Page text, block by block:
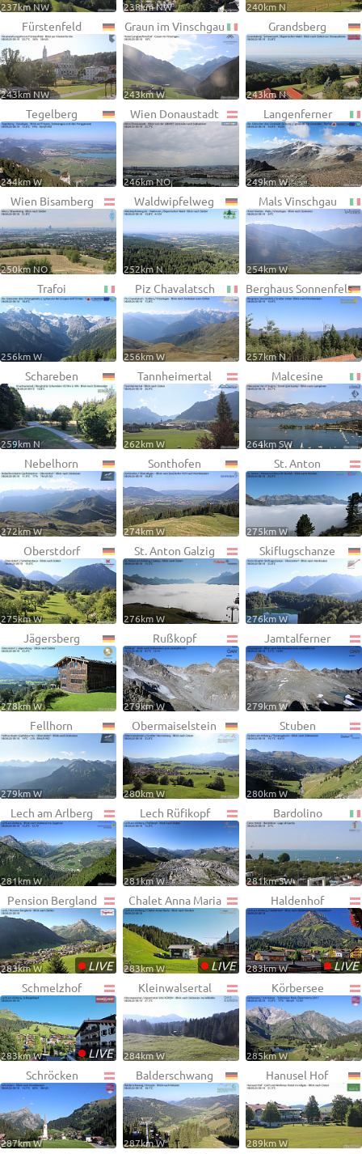
237km NW 238km NW 240km N
Fürstenfeld
243km NW
Graun im Vinschgau
243km W
Grandsberg
243km N
Tegelberg
244km W
Wien Donaustadt
246km NO
Langenferner
249km W
Wien Bisamberg
250km NO
Waldwipfelweg
252km N
Mals Vinschgau
254km W
Trafoi
256km W
Piz Chavalatsch
256km W
Berghaus Sonnenfels
257km N
Schareben
259km N
Tannheimertal
262km W
Malcesine
264km SW
Nebelhorn
272km W
Sonthofen
274km W
St. Anton
275km W
Oberstdorf
275km W
St. Anton Galzig
276km W
Skiflugschanze
276km W
Jägersberg
278km W
Rußkopf
279km W
Jamtalferner
279km W
Fellhorn
279km W
Obermaiselstein
280km W
Stuben
280km W
Lech am Arlberg
281km W
Lech Rüfikopf
281km W
Bardolino
281km SW
Pension Bergland
•LIVE
283km W
Chalet Anna Maria
•LIVE
283km W
Haldenhof
•LIVE
283km W
Schmelzhof
•LIVE
283km W
Kleinwalsertal
284km W
Körbersee
285km W
Schröcken
287km W
Balderschwang
287km W
Hanusel Hof
289km W